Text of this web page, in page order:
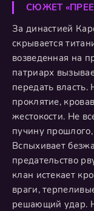
СЮЖЕТ
За династией
скрывается
возведенная на
патриарх
передать
проклятие,
жестокости. Не
пучину
Вспыхивает
предательство
клан истекает
враги,
решающий удар.